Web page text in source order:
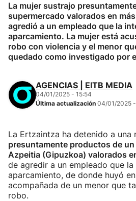
La mujer sustrajo
supermercado valorados en
agredió a un empleado que la
aparcamiento. La mujer está
robo con violencia y el menor
quedado como investigado por
AGENCIAS | EITB MEDIA
04/01/2025 - 15:54
Última actualización 04/01/2025 -
La Ertzaintza ha detenido a una
presuntamente productos de
Azpeitia (Gipuzkoa) valorados
de agredir a un empleado que
aparcamiento, de donde huyó
acompañada de un menor que
robo.